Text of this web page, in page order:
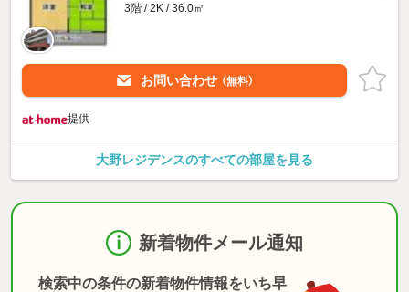
3階 / 2K / 36.0㎡
お問い合わせ （無料）
提供
大野レジデンスのすべての部屋を見る
新着物件メール通知
検索中の条件の新着物件情報をいち早